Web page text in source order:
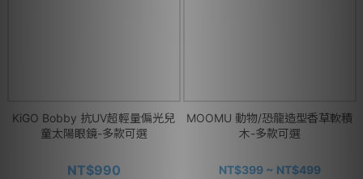
KiGO Bobby 抗UV超輕量偏光兒
童太陽眼鏡-多款可選
NT$990
MOOMU 動物/恐龍造型香草軟積
木-多款可選
NT$399 ~ NT$499